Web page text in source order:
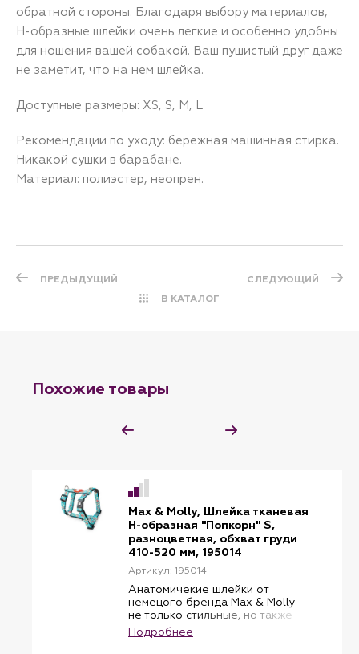
обратной стороны. Благодаря выбору материалов,
H-образные шлейки очень легкие и особенно удобны
для ношения вашей собакой. Ваш пушистый друг даже
не заметит, что на нем шлейка.
Доступные размеры: XS, S, M, L
Рекомендации по уходу: бережная машинная стирка.
Никакой сушки в барабане.
Материал: полиэстер, неопрен.
ПРЕДЫДУЩИЙ
В КАТАЛОГ
СЛЕДУЮЩИЙ
Похожие товары
Max & Molly, Шлейка тканевая
H-образная "Попкорн" S,
разноцветная, обхват груди
410-520 мм, 195014
Артикул: 195014
Анатомичекие шлейки от
немецого бренда Max & Molly
не только стильные, но также
безопасные и практичные. Две
сверхпрочные застежки-
Подробнее